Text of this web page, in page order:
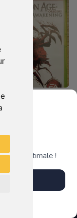
optimale !